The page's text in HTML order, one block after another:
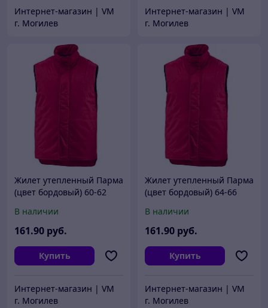
Интернет-магазин | VM
г. Могилев
Интернет-магазин | VM
г. Могилев
Жилет утепленный Парма
(цвет бордовый) 60-62
В наличии
161.90 руб.
Купить
Интернет-магазин | VM
г. Могилев
Жилет утепленный Парма
(цвет бордовый) 64-66
В наличии
161.90 руб.
Купить
Интернет-магазин | VM
г. Могилев